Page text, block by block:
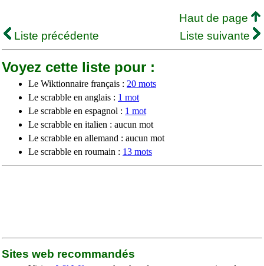
Haut de page
Liste précédente
Liste suivante
Voyez cette liste pour :
Le Wiktionnaire français : 20 mots
Le scrabble en anglais : 1 mot
Le scrabble en espagnol : 1 mot
Le scrabble en italien : aucun mot
Le scrabble en allemand : aucun mot
Le scrabble en roumain : 13 mots
Sites web recommandés